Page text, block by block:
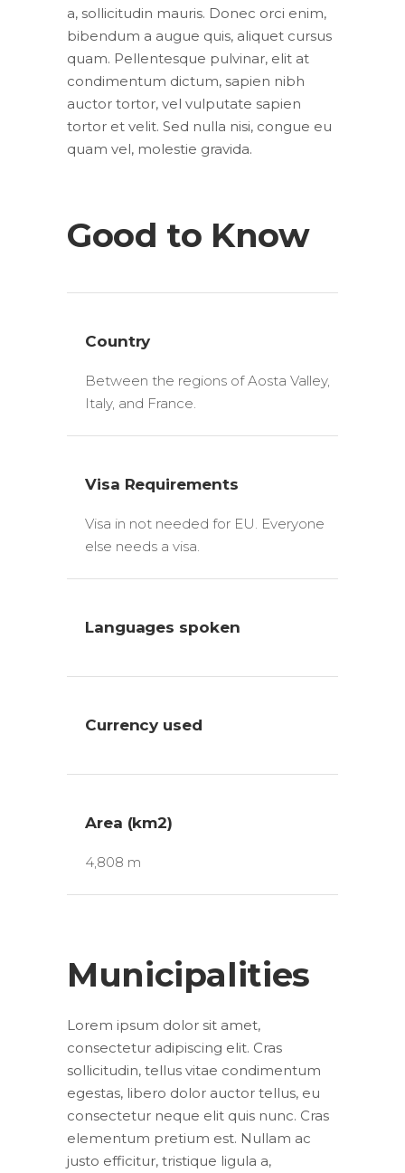
a, sollicitudin mauris. Donec orci enim,
bibendum a augue quis, aliquet cursus
quam. Pellentesque pulvinar, elit at
condimentum dictum, sapien nibh
auctor tortor, vel vulputate sapien
tortor et velit. Sed nulla nisi, congue eu
quam vel, molestie gravida.
Good to Know
Country
Between the regions of Aosta Valley,
Italy, and France.
Visa Requirements
Visa in not needed for EU. Everyone
else needs a visa.
Languages spoken
Currency used
Area (km2)
4,808 m
Municipalities
Lorem ipsum dolor sit amet,
consectetur adipiscing elit. Cras
sollicitudin, tellus vitae condimentum
egestas, libero dolor auctor tellus, eu
consectetur neque elit quis nunc. Cras
elementum pretium est. Nullam ac
justo efficitur, tristique ligula a,